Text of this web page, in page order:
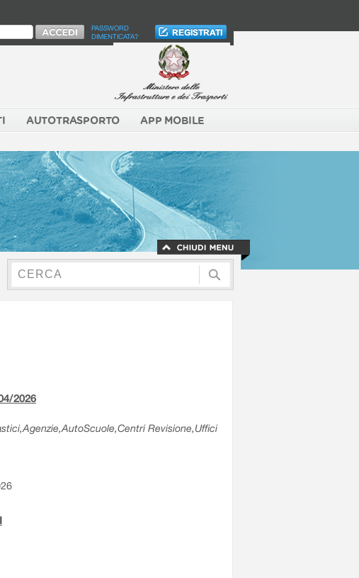
PASSWORD
DIMENTICATA?
AUTOTRASPORTO APP MOBILE
2026
Revisione,Uffici